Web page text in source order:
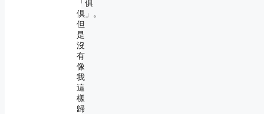
「俱
倶」。
但
是
沒
有
像
我
這
樣
歸